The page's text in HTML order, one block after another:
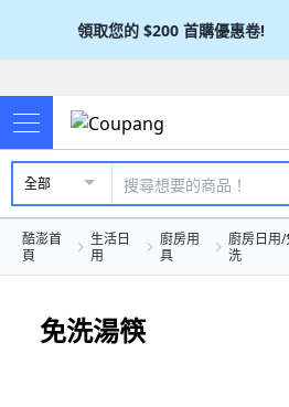
領取您的 $200 首購優惠卷!
全部
酷澎首
頁
生活日
用
廚房用
具
廚房日用/
洗
免洗湯筷